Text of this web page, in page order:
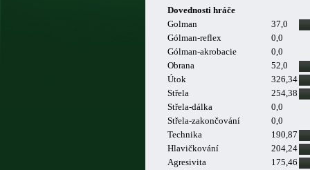
Dovednosti hráče
Golman
37,0
Gólman-reflex
0,0
Gólman-akrobacie
0,0
Obrana
52,0
Útok
326,34
Střela
254,38
Střela-dálka
0,0
Střela-zakončování
0,0
Technika
190,87
Hlavičkování
204,24
Agresivita
175,46